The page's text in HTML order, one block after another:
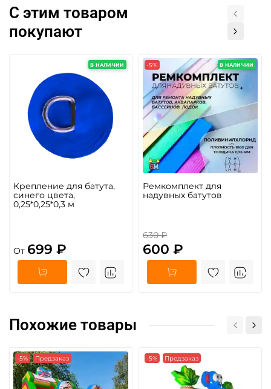
С этим товаром
покупают
В НАЛИЧИИ
Крепление для батута,
синего цвета,
0,25*0,25*0,3 м
От 699 ₽
-5% В НАЛИЧИИ
Ремкомплект для
надувных батутов
630 ₽
600 ₽
Похожие товары
-5% Предзаказ -5% Предзаказ